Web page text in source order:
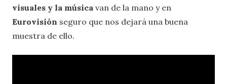
visuales y la música van de la mano y en
Eurovisión seguro que nos dejará una buena
muestra de ello.